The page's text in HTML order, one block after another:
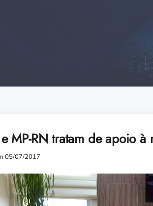
e MP-RN tratam de apoio
05/07/2017